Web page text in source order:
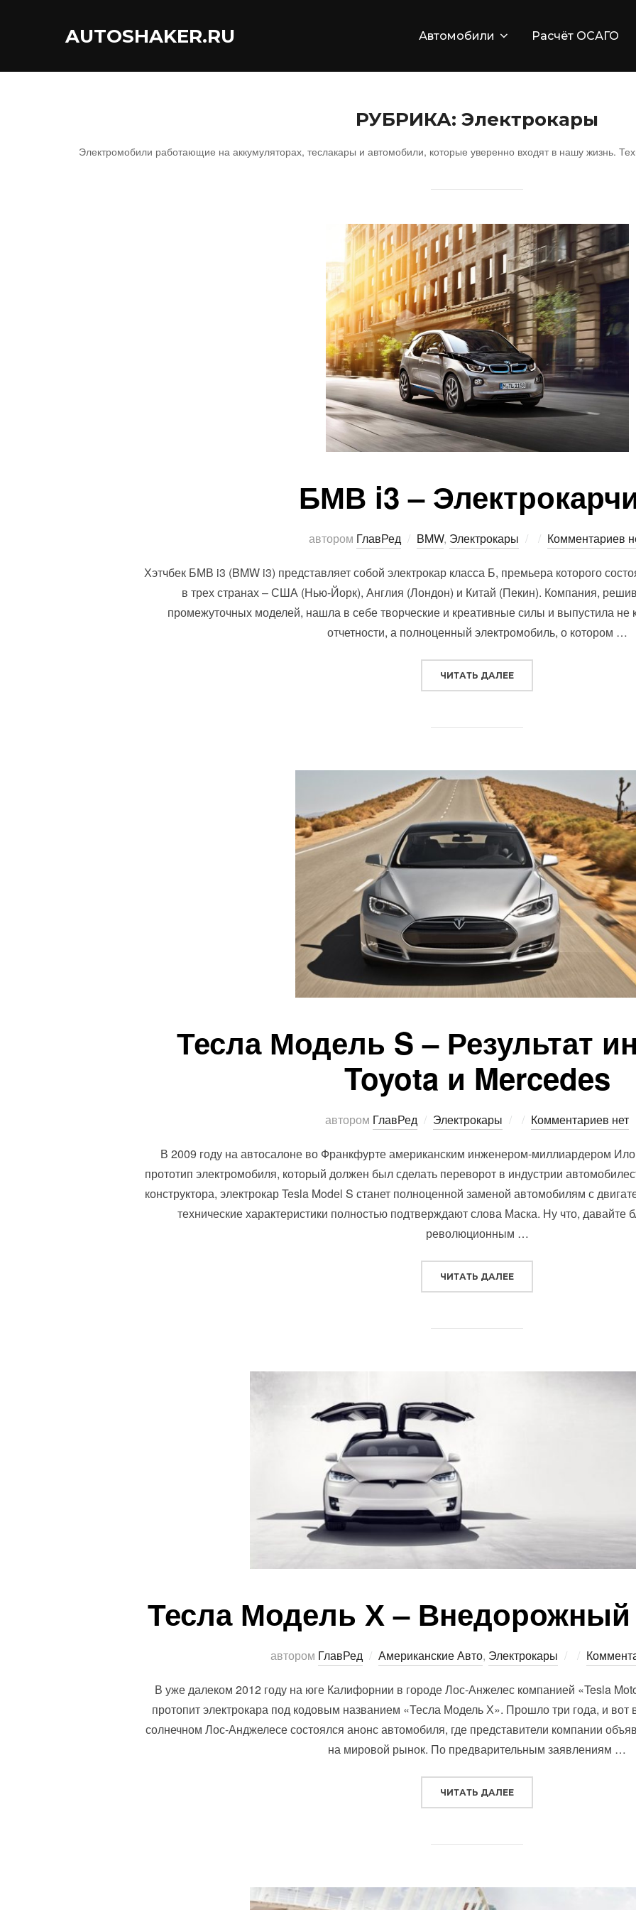
AUTOSHAKER.RU Автомобили Расчёт ОСАГО
РУБРИКА: Электрокары
Электромобили работающие на аккумуляторах, теслакары и автомобили, которые уверенно входят в нашу жизнь.
БМВ i3 –
автором ГлавРед BMW, Электрокары Опубликовано
Комментариев
Хэтчбек БМВ i3 (BMW i3) представляет собой электрокар класса Б, премьера которого
в трех странах – США (Нью-Йорк), Англия (Лондон) и Китай (Пекин). Компания,
промежуточных моделей, нашла в себе творческие и креативные силы и выпустила не
отчетности, а полноценный электромобиль, о котором …
ЧИТАТЬ ДАЛЕЕ“БМВ I3 –
Тесла Модель S – Результат
Toyota и Mercedes
автором ГлавРед Электрокары Опубликовано
Комментариев нет
В 2009 году на автосалоне во Франкфурте американским инженером-миллиардером
прототип электромобиля, который должен был сделать переворот в индустрии
конструктора, электрокар Tesla Model S станет полноценной заменой автомобилям с
технические характеристики полностью подтверждают слова Маска. Ну что, давайте
революционным …
ЧИТАТЬ ДАЛЕЕ“ТЕСЛА МОДЕЛЬ S –
Тесла Модель Х – Внедорожный
автором ГлавРед Американские Авто, Электрокары
В уже далеком 2012 году на юге Калифорнии в городе Лос-Анжелес компанией «Tesla
протопит электрокара под кодовым названием «Тесла Модель Х». Прошло три года, и вот
солнечном Лос-Анджелесе состоялся анонс автомобиля, где представители компании
на мировой рынок. По предварительным заявлениям …
ЧИТАТЬ ДАЛЕЕ“ТЕСЛА МОДЕЛЬ Х –